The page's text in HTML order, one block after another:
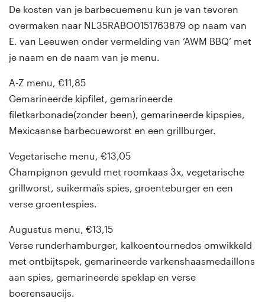
De kosten van je barbecuemenu kun je van tevoren
overmaken naar NL35RABO0151763879 op naam van
E. van Leeuwen onder vermelding van ‘AWM BBQ’ met
je naam en de naam van je menu.
A-Z menu, €11,85
Gemarineerde kipfilet, gemarineerde
filetkarbonade(zonder been), gemarineerde kipspies,
Mexicaanse barbecueworst en een grillburger.
Vegetarische menu, €13,05
Champignon gevuld met roomkaas 3x, vegetarische
grillworst, suikermaïs spies, groenteburger en een
verse groentespies.
Augustus menu, €13,15
Verse runderhamburger, kalkoentournedos omwikkeld
met ontbijtspek, gemarineerde varkenshaasmedaillons
aan spies, gemarineerde speklap en verse
boerensaucijs.